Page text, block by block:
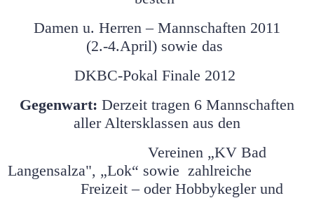
Damen u. Herren – Mannschaften 2011
(2.-4.April) sowie das
DKBC-Pokal Finale 2012
Gegenwart: Derzeit tragen 6 Mannschaften
aller Altersklassen aus den
Vereinen „KV Bad
Langensalza", „Lok“ sowie zahlreiche
Freizeit – oderHobbykegler und